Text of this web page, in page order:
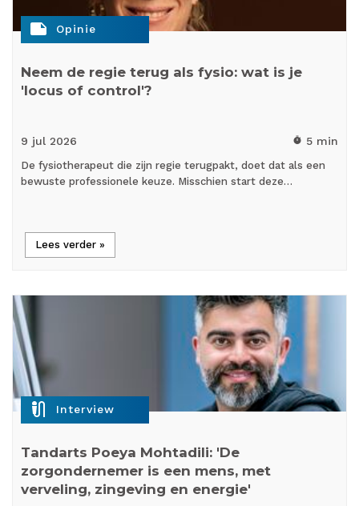
note Opinie
Neem de regie terug als fysio: wat is je
'locus of control'?
9 jul 2026 timer 5 min
De fysiotherapeut die zijn regie terugpakt, doet dat als een
bewuste professionele keuze. Misschien start deze…
Lees verder »
mic_external_on Interview
Tandarts Poeya Mohtadili: 'De
zorgondernemer is een mens, met
verveling, zingeving en energie'